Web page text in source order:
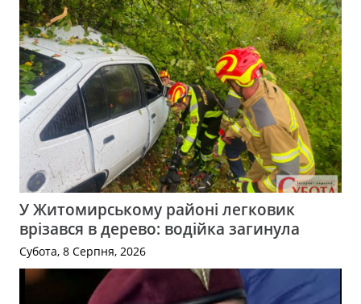
У Житомирському районі легковик
врізався в дерево: водійка загинула
Субота, 8 Серпня, 2026